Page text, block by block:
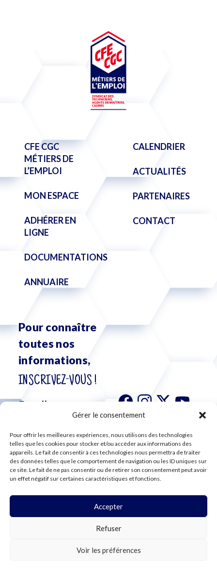
Gérer le consentement
Pour offrir les meilleures expériences, nous utilisons des technologies
telles que les cookies pour stocker et/ou accéder aux informations des
appareils. Le fait de consentir à ces technologies nous permettra de traiter
des données telles que le comportement de navigation ou les ID uniques sur
ce site. Le fait de ne pas consentir ou de retirer son consentement peut avoir
un effet négatif sur certaines caractéristiques et fonctions.
Accepter
Refuser
Voir les préférences
CFE CGC
MÉTIERS DE
L’EMPLOI
MON ESPACE
ADHÉRER EN
LIGNE
DOCUMENTATIONS
ANNUAIRE
CALENDRIER
ACTUALITÉS
PARTENAIRES
CONTACT
Pour connaître
toutes nos
informations,
INSCRIVEZ-VOUS !
S'abonner à
notre
newsletter
COOKIES